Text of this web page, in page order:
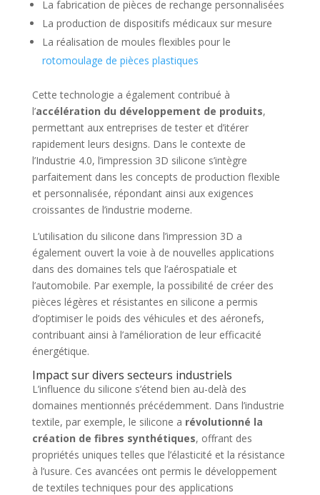
La fabrication de pièces de rechange personnalisées
La production de dispositifs médicaux sur mesure
La réalisation de moules flexibles pour le
rotomoulage de pièces plastiques
Cette technologie a également contribué à
l’accélération du développement de produits,
permettant aux entreprises de tester et d’itérer
rapidement leurs designs. Dans le contexte de
l’Industrie 4.0, l’impression 3D silicone s’intègre
parfaitement dans les concepts de production flexible
et personnalisée, répondant ainsi aux exigences
croissantes de l’industrie moderne.
L’utilisation du silicone dans l’impression 3D a
également ouvert la voie à de nouvelles applications
dans des domaines tels que l’aérospatiale et
l’automobile. Par exemple, la possibilité de créer des
pièces légères et résistantes en silicone a permis
d’optimiser le poids des véhicules et des aéronefs,
contribuant ainsi à l’amélioration de leur efficacité
énergétique.
Impact sur divers secteurs industriels
L’influence du silicone s’étend bien au-delà des
domaines mentionnés précédemment. Dans l’industrie
textile, par exemple, le silicone a révolutionné la
création de fibres synthétiques, offrant des
propriétés uniques telles que l’élasticité et la résistance
à l’usure. Ces avancées ont permis le développement
de textiles techniques pour des applications